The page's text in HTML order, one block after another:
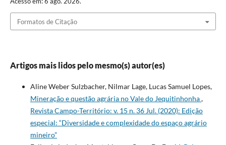
Formatos de Citação
Artigos mais lidos pelo mesmo(s) autor(es)
Aline Weber Sulzbacher, Nilmar Lage, Lucas Samuel Lopes,
Mineração e questão agrária no Vale do Jequitinhonha,
Revista Campo-Território: v. 15 n. 36 Jul. (2020): Edição
especial: “Diversidade e complexidade do espaço agrário
mineiro”